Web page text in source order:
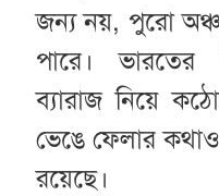
জন্য নয়, পুরো
পারে। ভারতের
ব্যারাজ নিয়ে
ভেঙে ফেলার
রয়েছে।